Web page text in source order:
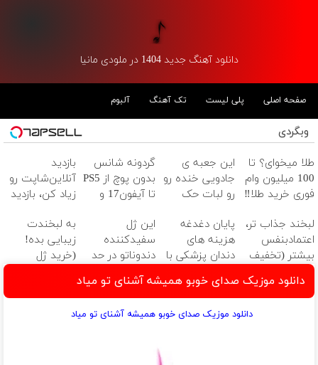
دانلود آهنگ جدید 1404 در ملودی مانیا
صفحه اصلی پلی لیست تک آهنگ آلبوم
وبگردی
طلا میخوای؟ تا
100 میلیون وام
فوری خرید طلا‼️
این جعبه ی
جادویی خنده رو
رو لبات حک
خرید40%تخفیف
گردونه شانس
بدون پوچ از PS5
تا آیفون17 و
بازدید
آنلاین‌شاپت رو
زیاد کن، بازدید
بیشتر
لبخند جذاب تر،
اعتمادبنفس
بیشتر (تخفیف
تا امشب)
پایان دغدغه
هزینه های
دندان پزشکی با
کننده خانگی
این ژل
سفیدکننده
دندوناتو در حد
لمینت سفید
میکنه
(40%تخفیف)
به لبخندت
زیبایی بده!
(خرید ژل
با40%تخفیف)
دانلود موزیک صدای خوبو همیشه آشنای تو میاد
دانلود موزیک صدای خوبو همیشه آشنای تو میاد